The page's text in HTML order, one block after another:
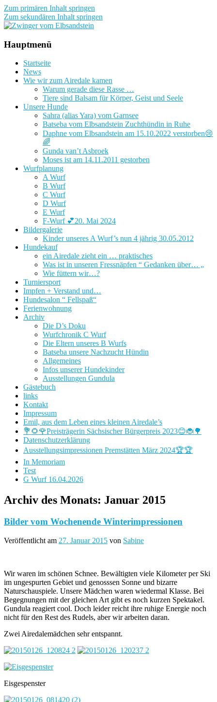
Zum primären Inhalt springen
Zum sekundären Inhalt springen
Zwinger vom Elbsandstein
Hauptmenü
Startseite
News
Wie wir zum Airedale kamen
Warum gerade diese Rasse …
Tiere sind Balsam für Körper, Geist und Seele
Unsere Hunde
Sahra (alias Yara) vom Garnsee
Batseba vom Elbsandstein Zuchthündin in Ruhe
Daphne vom Elbsandstein am 15.10.2022 verstorben😢
🌈
Gunda van’t Asbroek
Moses ist am 14.11.2011 gestorben
Wurfplanung
A Wurf
B Wurf
C Wurf
D Wurf
E Wurf
F-Wurf 💕20. Mai 2024
Bildergalerie
Kinder unseres A Wurf’s nun 4 jährig 30.05.2012
Hundekauf
ein Airedale zieht ein … praktisches
Was ist in unseren Fressnäpfen “ Gedanken über… „
Wie füttern wir…?
Turniersport
Impfen + Verstand und…
Hundesalon “ Fellspaß“
Ferienwohnung
Archiv
Die D’s Doku
Wurfchronik C Wurf
Die Eltern unseres B Wurfs
Batseba unsere Nachzucht Hündin
Allgemeines
Infos unserer Hundekinder
Ausstellungen Gundula
Gästebuch
links
Kontakt
Impressum
Emil, aus dem Leben eines kleinen Airedale’s
💐🌻🌹Preisträgerin Sächsischer Bürgerpreis 2023😊🐞🌳
Datenschutzerklärung
Ausstellungsimpressionen Premstätten März 2024🏆🏆
In Memoriam
Test
G Wurf 16.04.2026
Archiv des Monats: Januar 2015
Bilder vom Wochenende Winterimpressionen
Veröffentlicht am 27. Januar 2015 von Sabine
Wir waren im schönen Schnee. Bewältigten viele Kilometer per Ski
im ungespurten Gebiet und genosssen Sonne und bizarre
Naturschauspiele. Unsere Mädchen waren wiedermal Klasse. Bei
Begegnungen mit der gleichen Art gibt es noch kurzen Spektakel.
Gundula reagiert cool. Doch leider reicht ihre ruhige Energie noch
nicht für den Rest des Rudels, aber wir arbeiten daran.
Zwei Airedalemädchen sehr entspannt.
Eisgespenster